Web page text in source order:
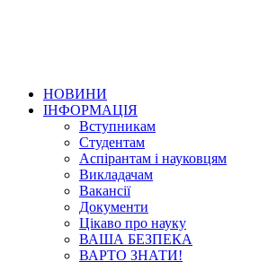
НОВИНИ
ІНФОРМАЦІЯ
Вступникам
Студентам
Аспірантам і науковцям
Викладачам
Вакансії
Документи
Цікаво про науку
ВАША БЕЗПЕКА
ВАРТО ЗНАТИ!